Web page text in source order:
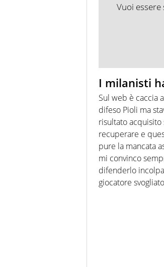
Vuoi
I milanisti
Sul web è caccia
difeso Pioli ma
risultato acquisito
recuperare e
pure la mancata
mi convinco
difenderlo
giocatore